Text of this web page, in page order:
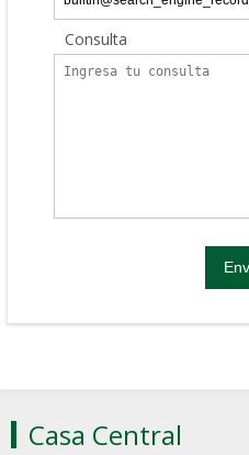
Consulta
Casa Central